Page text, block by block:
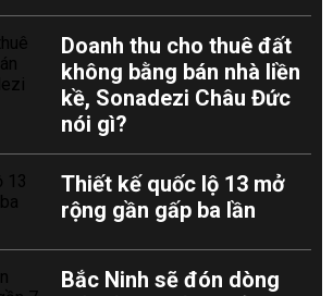
Doanh thu cho thuê đất
không bằng bán nhà liền
kề, Sonadezi Châu Đức
nói gì?
Thiết kế quốc lộ 13 mở
rộng gần gấp ba lần
Bắc Ninh sẽ đón dòng